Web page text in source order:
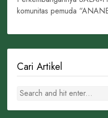
komunitas pemuda
Cari Artikel